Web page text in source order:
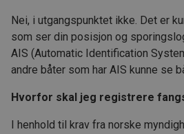
Nei, i utgangspunktet ikke. Det er
som ser din posisjon og
AIS (Automatic Identification
andre båter som har AIS kunne se
Hvorfor skal jeg registrere
I henhold til krav fra norske